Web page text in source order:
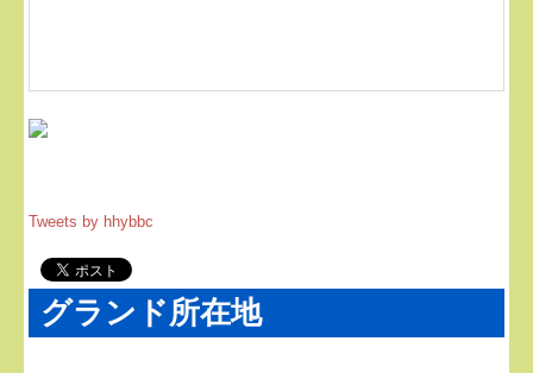
Tweets by hhybbc
グランド所在地